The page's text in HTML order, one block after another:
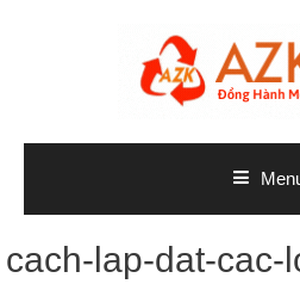
cach-lap-dat-cac-